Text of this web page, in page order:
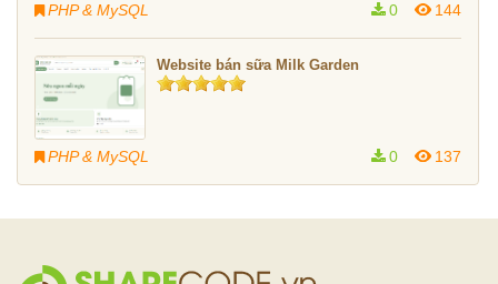
PHP & MySQL 144
0
Website bán sữa Milk Garden
PHP & MySQL 137
0